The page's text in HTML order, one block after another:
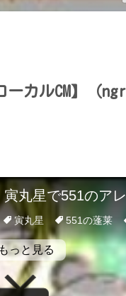
ーカルCM】（